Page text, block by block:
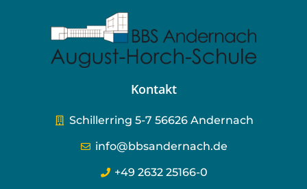
Kontakt
Schillerring 5-7 56626 Andernach
info@bbsandernach.de
+49 2632 25166-0